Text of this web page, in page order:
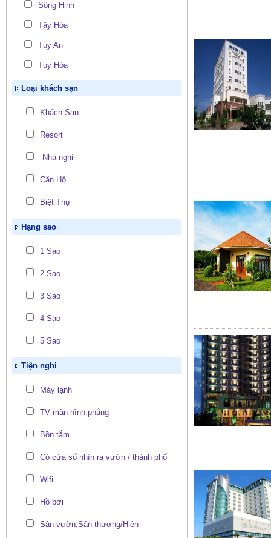
Sông Hinh
Tây Hòa
Tuy An
Tuy Hòa
Loại khách sạn
Khách Sạn
Resort
Nhà nghỉ
Căn Hộ
Biệt Thự
Hạng sao
1 Sao
2 Sao
3 Sao
4 Sao
5 Sao
Tiện nghi
Máy lạnh
TV màn hình phẳng
Bồn tắm
Có cửa sổ nhìn ra vườn / thành phố
Wifi
Hồ bơi
Sân vườn,Sân thượng/Hiên